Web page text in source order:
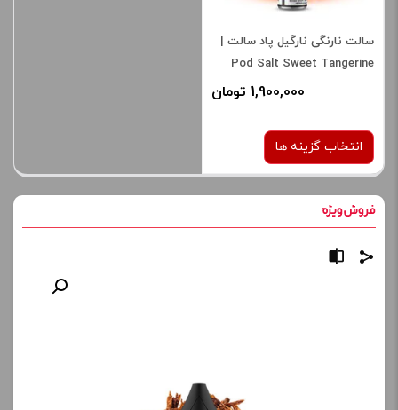
سالت نارنگی نارگیل پاد سالت |
Pod Salt Sweet Tangerine
1,900,000 تومان
انتخاب گزینه ها
نیکوتین: